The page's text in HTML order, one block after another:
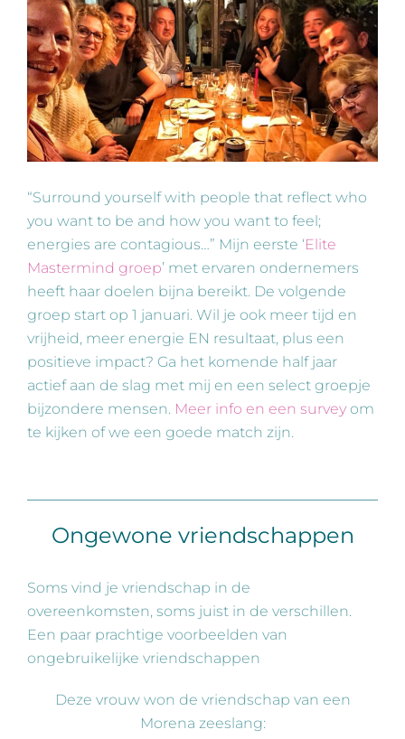
“Surround yourself with people that reflect who
you want to be and how you want to feel;
energies are contagious…” Mijn eerste ‘Elite
Mastermind groep’ met ervaren ondernemers
heeft haar doelen bijna bereikt. De volgende
groep start op 1 januari. Wil je ook meer tijd en
vrijheid, meer energie EN resultaat, plus een
positieve impact? Ga het komende half jaar
actief aan de slag met mij en een select groepje
bijzondere mensen. Meer info en een survey om
te kijken of we een goede match zijn.
Ongewone vriendschappen
Soms vind je vriendschap in de
overeenkomsten, soms juist in de verschillen.
Een paar prachtige voorbeelden van
ongebruikelijke vriendschappen
Deze vrouw won de vriendschap van een
Morena zeeslang: